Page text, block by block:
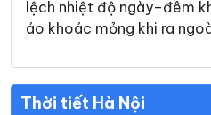
lệch nhiệt độ ngày–đêm
áo khoác mỏng khi ra
Thời tiết Hà Nội